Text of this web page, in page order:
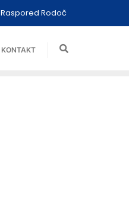
Raspored Rodoč
KONTAKT